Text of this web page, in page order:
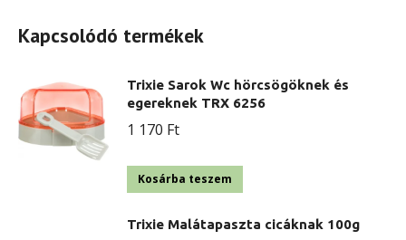
Kapcsolódó termékek
Trixie Sarok Wc hörcsögöknek és
egereknek TRX 6256
1 170 Ft
Kosárba teszem
Trixie Malátapaszta cicáknak 100g